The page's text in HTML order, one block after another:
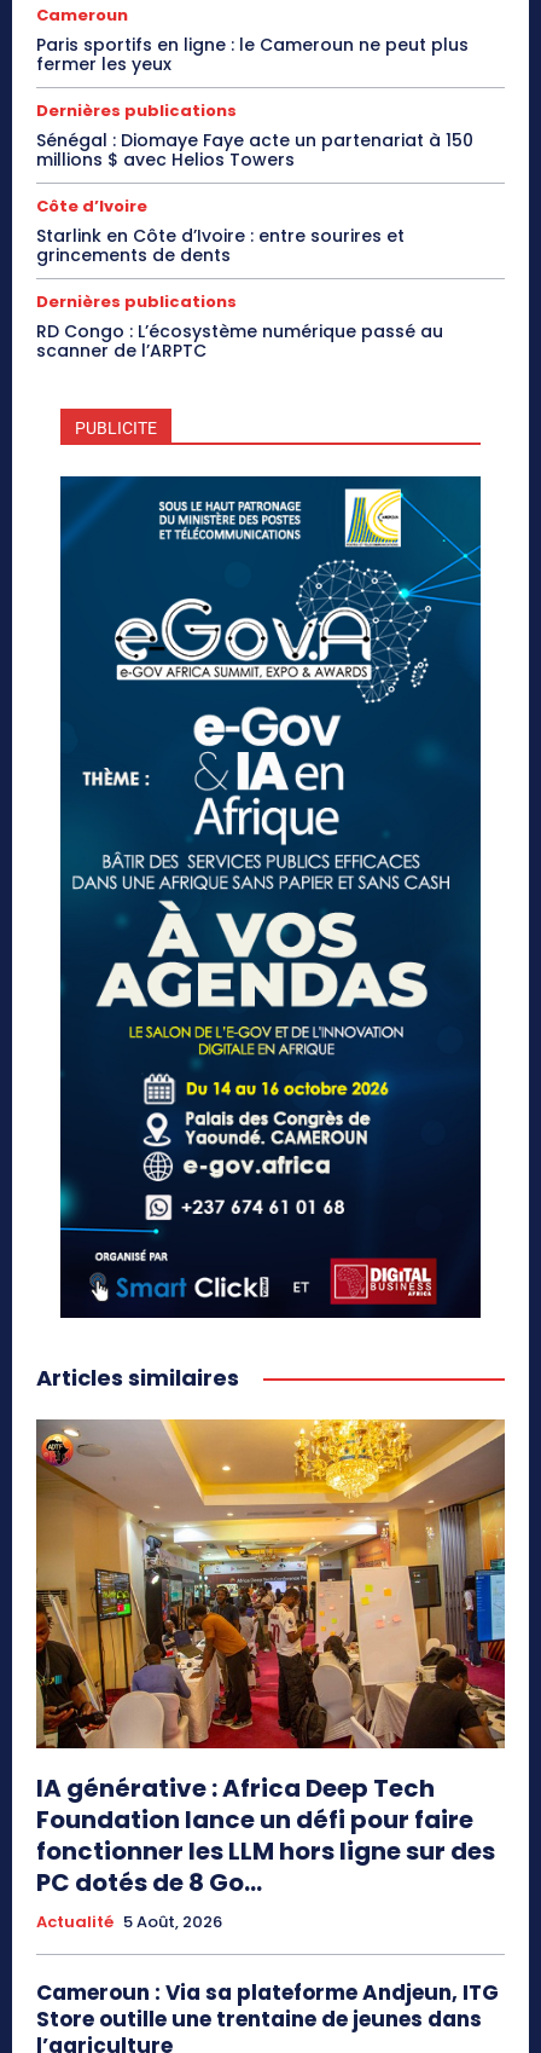
Cameroun
Paris sportifs en ligne : le Cameroun ne peut plus
fermer les yeux
Dernières publications
Sénégal : Diomaye Faye acte un partenariat à 150
millions $ avec Helios Towers
Côte d’Ivoire
Starlink en Côte d’Ivoire : entre sourires et
grincements de dents
Dernières publications
RD Congo : L’écosystème numérique passé au
scanner de l’ARPTC
PUBLICITE
Articles similaires
IA générative : Africa Deep Tech
Foundation lance un défi pour faire
fonctionner les LLM hors ligne sur des
PC dotés de 8 Go...
Actualité 5 Août, 2026
Cameroun : Via sa plateforme Andjeun, ITG
Store outille une trentaine de jeunes dans
l’agriculture